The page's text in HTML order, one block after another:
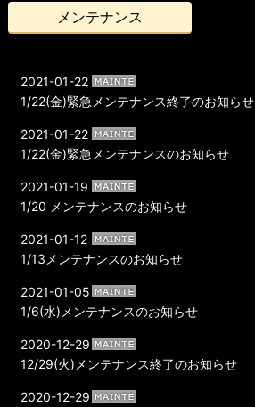
メンテナンス
1/22(金)緊急メンテナンス終了のお知らせ
2021-01-22
1/22(金)緊急メンテナンスのお知らせ
2021-01-22
1/20 メンテナンスのお知らせ
2021-01-19
1/13メンテナンスのお知らせ
2021-01-12
1/6(水)メンテナンスのお知らせ
2021-01-05
12/29(火)メンテナンス終了のお知らせ
2020-12-29
2020-12-29